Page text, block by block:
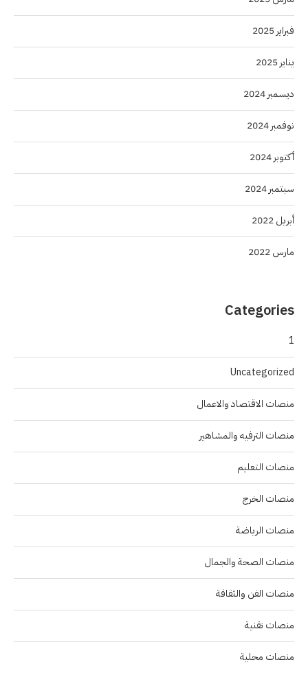
فبراير 2025
يناير 2025
ديسمبر 2024
نوفمبر 2024
أكتوبر 2024
سبتمبر 2024
أبريل 2022
مارس 2022
Categories
1
Uncategorized
منصات الاقتصاد والاعمال
منصات الترفيه والمشاهير
منصات التعليم
منصات الخرج
منصات الرياضة
منصات الصحة والجمال
منصات الفن والثقافة
منصات تقنية
منصات محلية